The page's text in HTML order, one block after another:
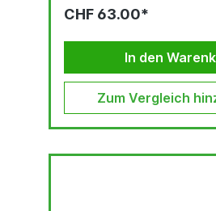
CHF 63.00*
In den
Zum Vergleich